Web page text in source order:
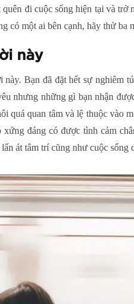
đi cuộc sống hiện tại và trở
có một ai bên cạnh, hãy thử ba
này
Bạn đã đặt hết sự nghiêm
nhưng những gì bạn nhận
quá quan tâm và lệ thuộc vào
đáng có được tình cảm
át tâm trí cũng như cuộc sống